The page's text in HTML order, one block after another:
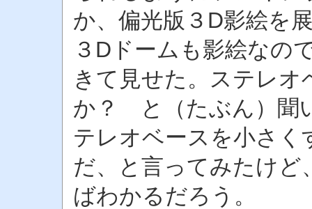
か、偏光版３D影絵を
３Dドームも影絵なの
きて見せた。ステレ
か？ と（たぶん）聞
テレオベースを小さく
だ、と言ってみたけど
ばわかるだろう。